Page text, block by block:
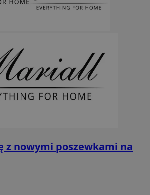
z nowymi poszewkami na